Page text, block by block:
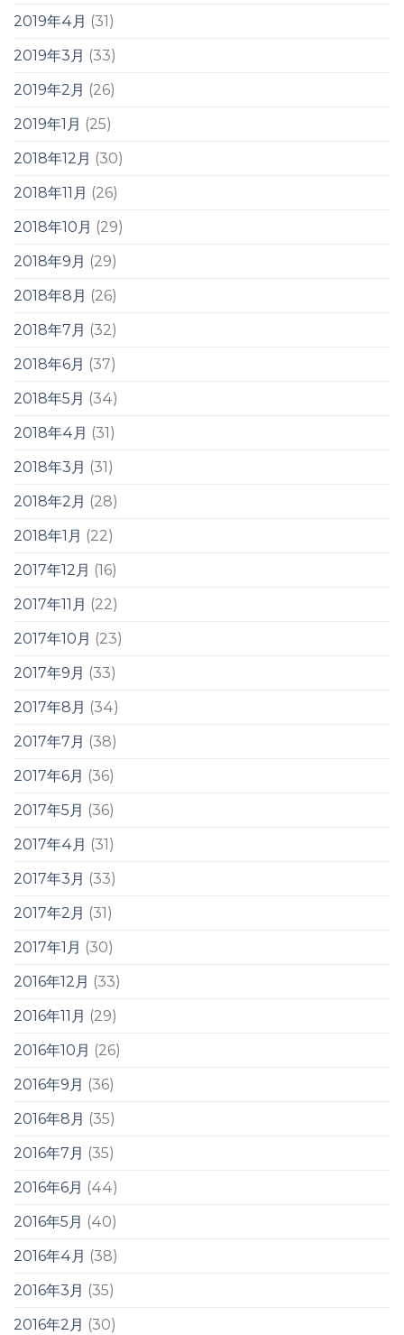
2019年4月 (31)
2019年3月 (33)
2019年2月 (26)
2019年1月 (25)
2018年12月 (30)
2018年11月 (26)
2018年10月 (29)
2018年9月 (29)
2018年8月 (26)
2018年7月 (32)
2018年6月 (37)
2018年5月 (34)
2018年4月 (31)
2018年3月 (31)
2018年2月 (28)
2018年1月 (22)
2017年12月 (16)
2017年11月 (22)
2017年10月 (23)
2017年9月 (33)
2017年8月 (34)
2017年7月 (38)
2017年6月 (36)
2017年5月 (36)
2017年4月 (31)
2017年3月 (33)
2017年2月 (31)
2017年1月 (30)
2016年12月 (33)
2016年11月 (29)
2016年10月 (26)
2016年9月 (36)
2016年8月 (35)
2016年7月 (35)
2016年6月 (44)
2016年5月 (40)
2016年4月 (38)
2016年3月 (35)
2016年2月 (30)